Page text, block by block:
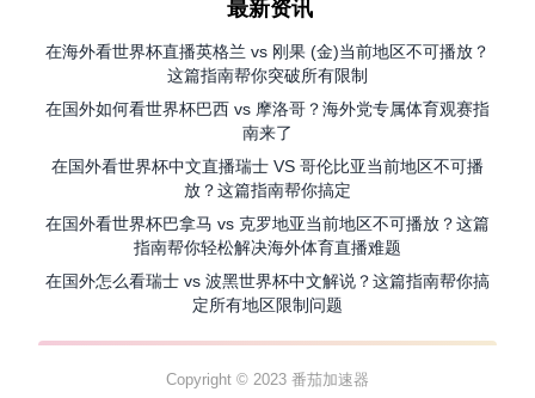
最新资讯
在海外看世界杯直播英格兰 vs 刚果 (金)当前地区不可播放？
这篇指南帮你突破所有限制
在国外如何看世界杯巴西 vs 摩洛哥？海外党专属体育观赛指
南来了
在国外看世界杯中文直播瑞士 VS 哥伦比亚当前地区不可播
放？这篇指南帮你搞定
在国外看世界杯巴拿马 vs 克罗地亚当前地区不可播放？这篇
指南帮你轻松解决海外体育直播难题
在国外怎么看瑞士 vs 波黑世界杯中文解说？这篇指南帮你搞
定所有地区限制问题
Copyright © 2023 番茄加速器